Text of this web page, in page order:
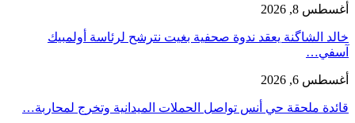
أغسطس 8, 2026
خالد الشاگنة يعقد ندوة صحفية بغيت نترشح لرئاسة أولمبيك
آسفي…
أغسطس 6, 2026
قائدة ملحقة حي أنس تواصل الحملات الميدانية وتخرج لمحاربة…